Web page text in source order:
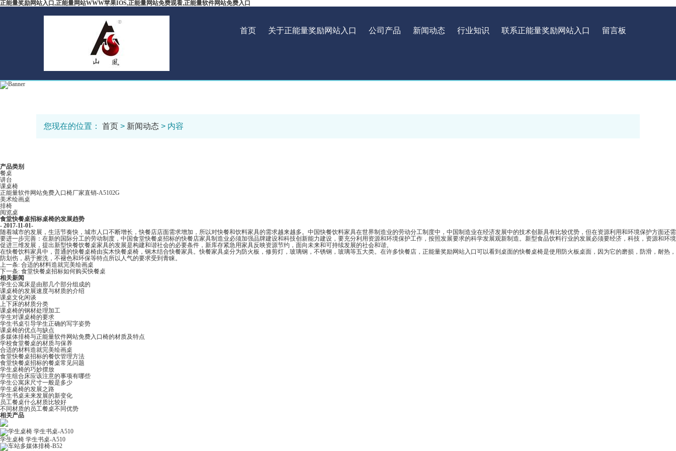
正能量奖励网站入口,正能量网站WWW苹果IOS,正能量网站免费观看,正能量软件网站免费入口
首页 关于正能量奖励网站入口 公司产品 新闻动态 行业知识 联系正能量奖励网站入口 留言板
您现在的位置： 首页 > 新闻动态 > 内容
产品类别
餐桌
讲台
课桌椅
正能量软件网站免费入口椅厂家直销-A5102G
美术绘画桌
排椅
阅览桌
食堂快餐桌招标桌椅的发展趋势
- 2017-11-01-
随着城市的发展，生活节奏快，城市人口不断增长，快餐店店面需求增加，所以对快餐和饮料家具的需求越来越多。中国快餐饮料家具在世界制造业的劳动分工制度中，中国制造业在经济发展中的技术创新具有比较优势，但在资源利用和环境保护方面还需
要进一步完善：在新的国际分工的劳动制度，中国食堂快餐桌招标的快餐店家具制造业必须加强品牌建设和科技创新能力建设，要充分利用资源和环境保护工作，按照发展要求的科学发展观新制造。新型食品饮料行业的发展必须要经济，科技，资源和环境
促进三维发展，提出新型快餐饮餐桌家具的发展是构建和谐社会的必要条件，新库存紧急用家具反映资源节约，面向未来和可持续发展的社会和谐。
在快餐饮料家具中，普通的快餐桌椅由实木快餐桌椅，钢木结合快餐家具。快餐家具桌分为防火板，修剪灯，玻璃钢，不锈钢，玻璃等五大类。在许多快餐店，正能量奖励网站入口可以看到桌面的快餐桌椅是使用防火板桌面，因为它的磨损，防滑，耐热，
防划伤，易于擦洗，不褪色和环保等特点所以人气的要求受到青睐。
上一条: 合适的材料造就完美绘画桌
下一条: 食堂快餐桌招标如何购买快餐桌
相关新闻
学生公寓床是由那几个部分组成的
课桌椅的发展速度与材质的介绍
课桌文化闲谈
上下床的材质分类
课桌椅的钢材处理加工
学生对课桌椅的要求
学生书桌引导学生正确的写字姿势
课桌椅的优点与缺点
多媒体排椅与正能量软件网站免费入口椅的材质及特点
学校食堂餐桌的材质与保养
合适的材料造就完美绘画桌
食堂快餐桌招标的餐饮管理方法
食堂快餐桌招标的餐桌常见问题
学生桌椅的巧妙摆放
学生组合床应该注意的事项有哪些
学生公寓床尺寸一般是多少
学生桌椅的发展之路
学生书桌未来发展的新变化
员工餐桌什么材质比较好
不同材质的员工餐桌不同优势
相关产品
学生桌椅 学生书桌-A510